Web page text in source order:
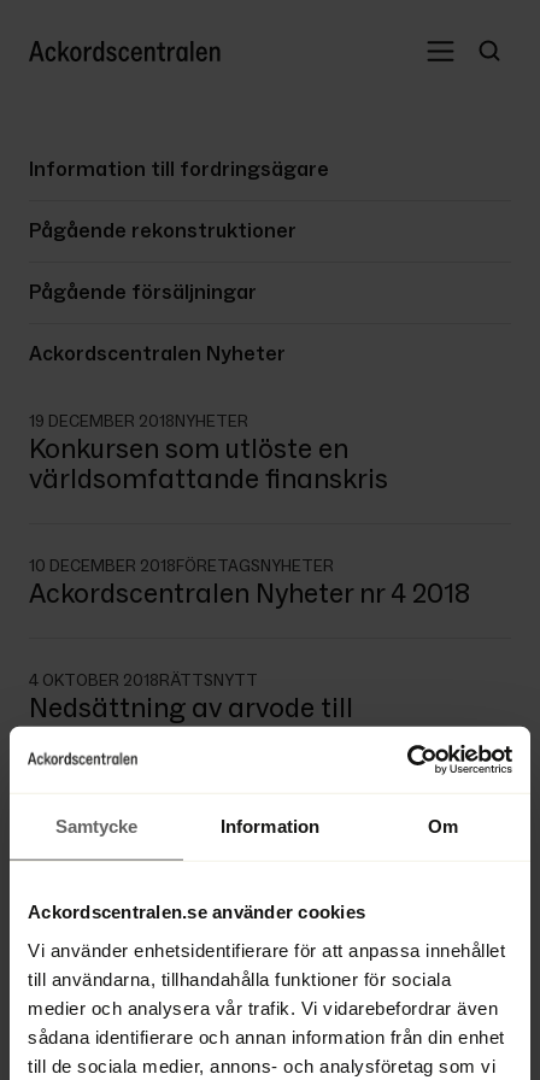
Samtycke Information Om
Ackordscentralen.se använder cookies
Vi använder enhetsidentifierare för att anpassa innehållet
till användarna, tillhandahålla funktioner för sociala
medier och analysera vår trafik. Vi vidarebefordrar även
sådana identifierare och annan information från din enhet
till de sociala medier, annons- och analysföretag som vi
Information till fordringsägare
Pågående rekonstruktioner
Pågående försäljningar
Ackordscentralen Nyheter
19 DECEMBER 2018NYHETER
Konkursen som utlöste en
världsomfattande finanskris
10 DECEMBER 2018FÖRETAGSNYHETER
Ackordscentralen Nyheter nr 4 2018
4 OKTOBER 2018RÄTTSNYTT
Nedsättning av arvode till
konkursförvaltare
4 OKTOBER 2018 RÄTTSNYTT
Kan en ställföreträdare i ett
för bolagets skatteskulder?
4 OKTOBER 2018 KUNSKAPSBANK
Har styrelsen en plikt att försätta
bolaget i konkurs?